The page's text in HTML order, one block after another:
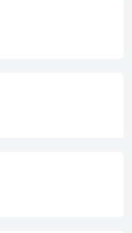
金属
他也明确表示，自己尚未正
是冲突明显降温信号，原油
出铜399954吨，相比去年